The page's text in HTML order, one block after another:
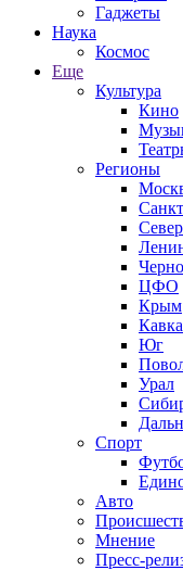
Гаджеты
Наука
Космос
Еще
Культура
Кино
Регионы
ЦФО
Крым
Юг
Урал
Спорт
Авто
Мнение
Пресс-